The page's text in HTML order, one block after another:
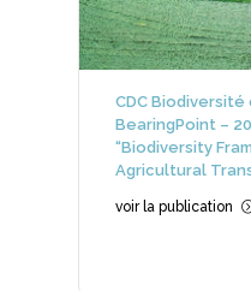
CDC Biodiversité
BearingPoint –
“Biodiversity
Agricultural
voir la publication